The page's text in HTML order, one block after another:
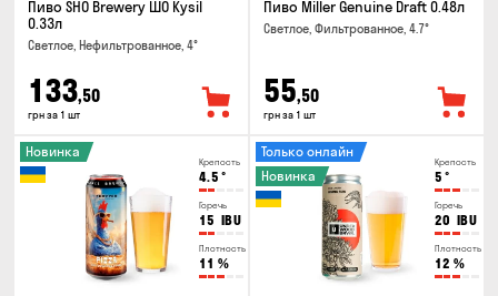
Пиво SHO Brewery ШО Kysil
0.33л
Светлое, Нефильтрованное, 4°
133,50
грн за 1 шт
Пиво Miller Genuine Draft 0.48л
Светлое, Фильтрованное, 4.7°
55,50
грн за 1 шт
Крепость
4.5 °
Горечь
15 IBU
Плотность
11 %
Новинка
Крепость
5 °
Горечь
20 IBU
Плотность
12 %
Только онлайн
Новинка